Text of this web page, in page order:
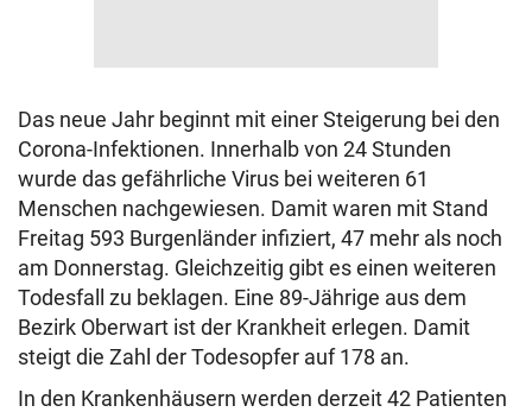
Das neue Jahr beginnt mit einer Steigerung bei den
Corona-Infektionen. Innerhalb von 24 Stunden
wurde das gefährliche Virus bei weiteren 61
Menschen nachgewiesen. Damit waren mit Stand
Freitag 593 Burgenländer infiziert, 47 mehr als noch
am Donnerstag. Gleichzeitig gibt es einen weiteren
Todesfall zu beklagen. Eine 89-Jährige aus dem
Bezirk Oberwart ist der Krankheit erlegen. Damit
steigt die Zahl der Todesopfer auf 178 an.
In den Krankenhäusern werden derzeit 42 Patienten